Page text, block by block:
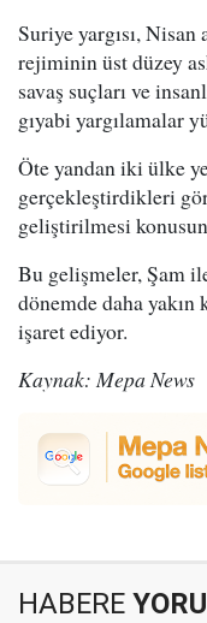
Suriye yargısı,
rejiminin üst düzey
savaş suçları ve
gıyabi yargılamalar
Öte yandan iki ülke
gerçekleştirdikleri
geliştirilmesi
Bu gelişmeler, Şam
dönemde daha
işaret ediyor.
Kaynak: Mepa News
HABERE